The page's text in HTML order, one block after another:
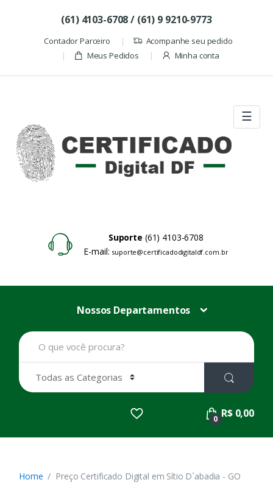
(61) 4103-6708 / (61) 9 9210-9773
Contador Parceiro
Acompanhe seu pedido
Meus Pedidos
Minha conta
☰
Suporte (61) 4103-6708
E-mail: suporte@certificadodigitaldf.com.br
Nossos Departamentos
B
u
a
r
:
0 R$ 0,00
Home Preço Certificado Digital em Sítio D´abadia - GO